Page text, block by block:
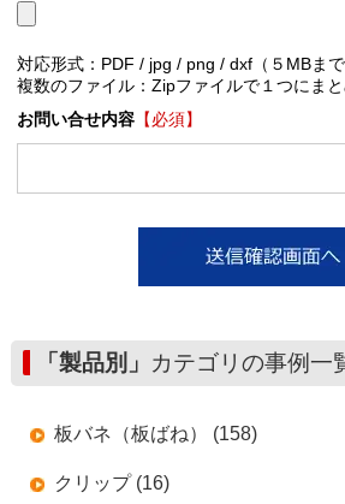
対応形式：PDF / jpg / png / dxf（５MBまで
複数のファイル：Zipファイルで１つにまと
お問い合せ内容【必須】
「製品別」 カテゴリの事例一
板バネ（板ばね） (158)
クリップ (16)